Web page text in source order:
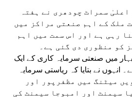
سمراٹ چودھری نے ہفتہ
ملک کے اہم صنعتی مراکز میں
رہی ہے اور اس سمت میں اہم
کو منظوری دی گئی ہے۔
میں صنعتی سرمایہ کاری کے ایک
انہوں نے بتایا کہ ریاستی سرمایہ
فروغ بورڈ کی 67ویں میٹنگ میں مظفرپور اور
سیمنٹ اور امبوجا سیمنٹ کی